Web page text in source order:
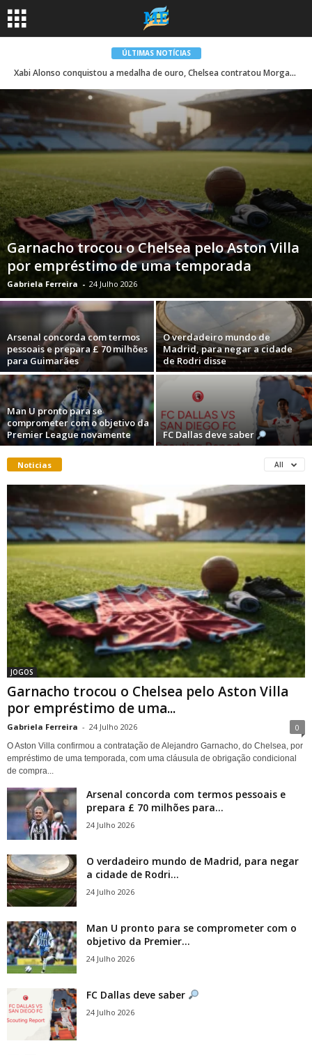
ÚLTIMAS NOTÍCIAS
Xabi Alonso conquistou a medalha de ouro, Chelsea contratou Morgan Rodgers
Garnacho trocou o Chelsea pelo Aston Villa
por empréstimo de uma temporada
Gabriela Ferreira - 24 Julho 2026
Arsenal concorda com termos
pessoais e prepara £ 70 milhões
para Guimarães
O verdadeiro mundo de
Madrid, para negar a cidade
de Rodri disse
Man U pronto para se
comprometer com o objetivo da
Premier League novamente
FC Dallas deve saber
Noticias All
JOGOS
Garnacho trocou o Chelsea pelo Aston Villa
por empréstimo de uma...
Gabriela Ferreira - 24 Julho 2026 0
O Aston Villa confirmou a contratação de Alejandro Garnacho, do Chelsea, por
empréstimo de uma temporada, com uma cláusula de obrigação condicional
de compra...
Arsenal concorda com termos pessoais e
prepara £ 70 milhões para...
24 Julho 2026
O verdadeiro mundo de Madrid, para negar
a cidade de Rodri...
24 Julho 2026
Man U pronto para se comprometer com o
objetivo da Premier...
24 Julho 2026
FC Dallas deve saber
24 Julho 2026